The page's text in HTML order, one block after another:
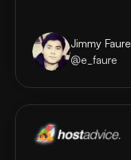
Jimmy Faure
@e_faure